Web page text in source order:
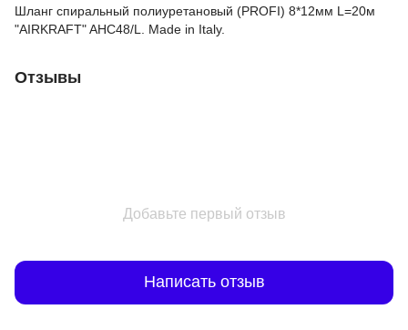
Шланг спиральный полиуретановый (PROFI) 8*12мм L=20м
"AIRKRAFT" AHC48/L. Made in Italy.
Отзывы
Добавьте первый отзыв
Написать отзыв